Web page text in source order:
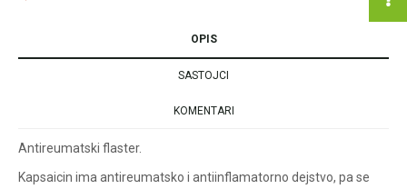
vezi online porudžbine
OPIS
SASTOJCI
KOMENTARI
Antireumatski flaster.
Kapsaicin ima antireumatsko i antiinflamatorno dejstvo, pa se